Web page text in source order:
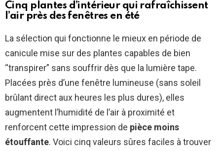
Cinq plantes d’intérieur qui rafraîchissent
l’air près des fenêtres en été
La sélection qui fonctionne le mieux en période de
canicule mise sur des plantes capables de bien
“transpirer” sans souffrir dès que la lumière tape.
Placées près d’une fenêtre lumineuse (sans soleil
brûlant direct aux heures les plus dures), elles
augmentent l’humidité de l’air à proximité et
renforcent cette impression de pièce moins
étouffante. Voici cinq valeurs sûres faciles à trouver